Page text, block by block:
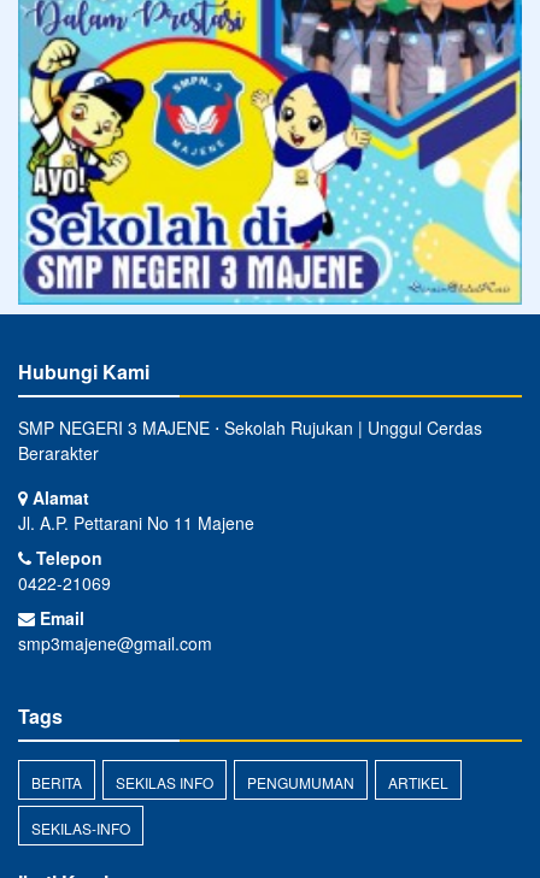
Hubungi Kami
SMP NEGERI 3 MAJENE ⋅ Sekolah Rujukan | Unggul Cerdas
Berarakter
Alamat
Jl. A.P. Pettarani No 11 Majene
Telepon
0422-21069
Email
smp3majene@gmail.com
Tags
BERITA SEKILAS INFO PENGUMUMAN ARTIKEL
SEKILAS-INFO